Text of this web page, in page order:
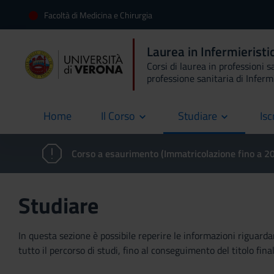
Facoltà di Medicina e Chirurgia
Laurea in
Corsi di laurea in professioni
professione sanitaria di
Home
current Il Corso Studiare
Corso a esaurimento (Immatricolazione fino a
Studiare
In questa sezione è possibile reperire le informazioni
tutto il percorso di studi, fino al conseguimento del titolo